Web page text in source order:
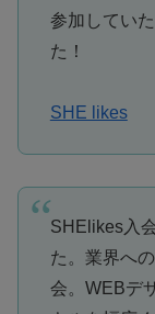
参加してい
た！
SHE likes
SHElikes入
た。業界へ
会。WEBデ